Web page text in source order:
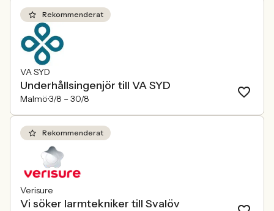
Rekommenderat
VA SYD
Underhållsingenjör till VA SYD
Malmö3/8 – 30/8
Rekommenderat
Verisure
Vi söker larmtekniker till Svalöv